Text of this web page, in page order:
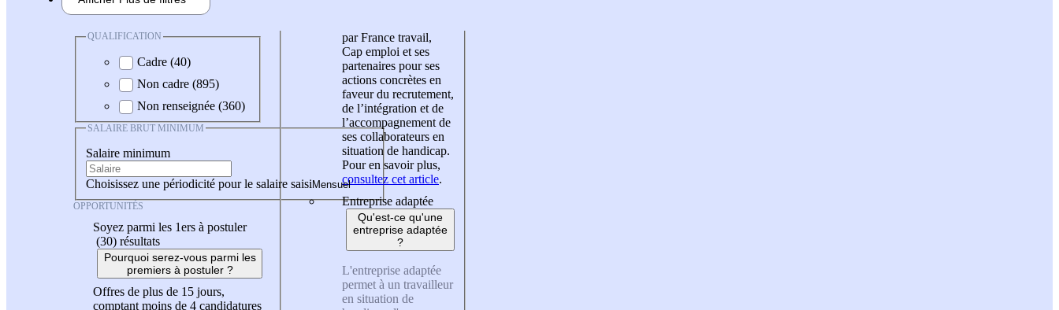
QUALIFICATION
Cadre (40)
Non cadre (895)
Non renseignée (360)
SALAIRE BRUT MINIMUM
Salaire minimum
Choisissez une périodicité pour le salaire saisi
OPPORTUNITÉS
Soyez parmi les 1ers à postuler
(30) résultats
Pourquoi serez-vous parmi les
premiers à postuler ?
Offres de plus de 15 jours,
comptant moins de 4 candidatures
par France travail,
Cap emploi et ses
partenaires pour ses
actions concrètes en
faveur du recrutement,
de l’intégration et de
l’accompagnement de
ses collaborateurs en
situation de handicap.
Pour en savoir plus,
consultez cet article.
Entreprise adaptée
Qu'est-ce qu'une
entreprise adaptée
?
L'entreprise adaptée
permet à un travailleur
en situation de